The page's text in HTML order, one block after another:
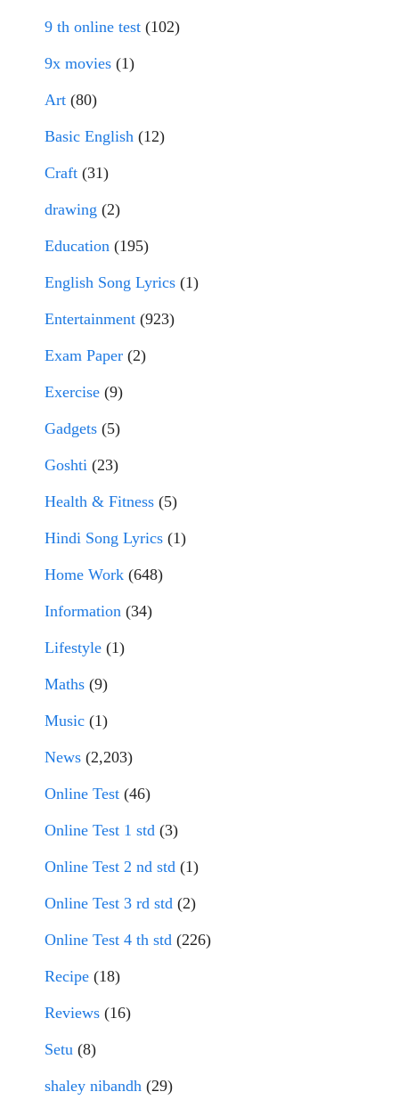
9 th online test (102)
9x movies (1)
Art (80)
Basic English (12)
Craft (31)
drawing (2)
Education (195)
English Song Lyrics (1)
Entertainment (923)
Exam Paper (2)
Exercise (9)
Gadgets (5)
Goshti (23)
Health & Fitness (5)
Hindi Song Lyrics (1)
Home Work (648)
Information (34)
Lifestyle (1)
Maths (9)
Music (1)
News (2,203)
Online Test (46)
Online Test 1 std (3)
Online Test 2 nd std (1)
Online Test 3 rd std (2)
Online Test 4 th std (226)
Recipe (18)
Reviews (16)
Setu (8)
shaley nibandh (29)